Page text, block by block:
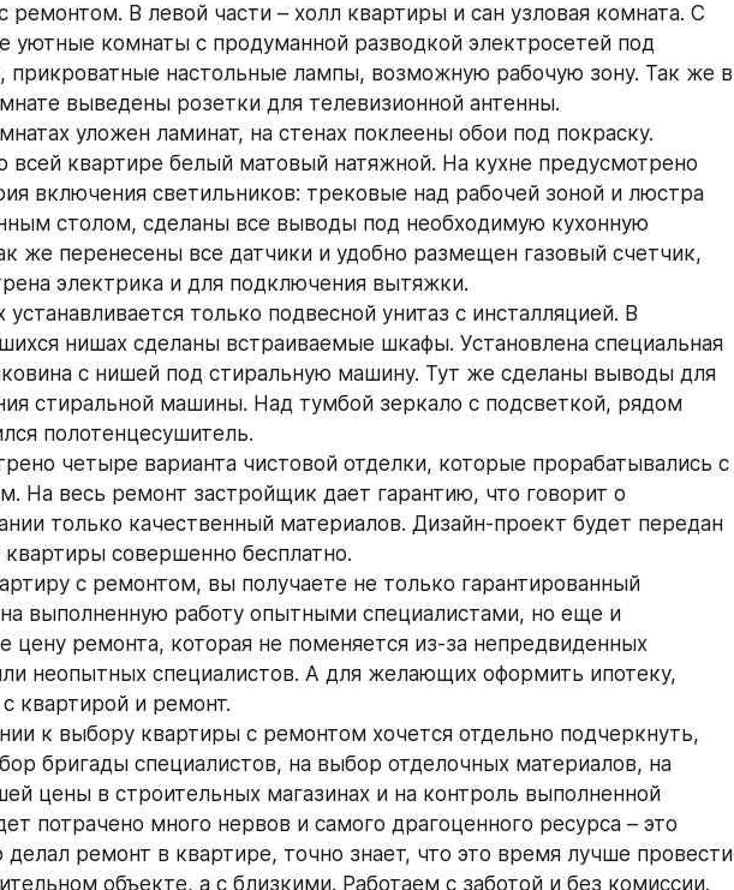
ремонтом. В левой части – холл квартиры и сан узловая комната. С
уютные комнаты с продуманной разводкой электросетей под
прикроватные настольные лампы, возможную рабочую зону. Так же в
выведены розетки для телевизионной антенны.
уложен ламинат, на стенах поклеены обои под покраску.
всей квартире белый матовый натяжной. На кухне предусмотрено
включения светильников: трековые над рабочей зоной и люстра
столом, сделаны все выводы под необходимую кухонную
же перенесены все датчики и удобно размещен газовый счетчик,
электрика и для подключения вытяжки.
устанавливается только подвесной унитаз с инсталляцией. В
нишах сделаны встраиваемые шкафы. Установлена специальная
с нишей под стиральную машину. Тут же сделаны выводы для
стиральной машины. Над тумбой зеркало с подсветкой, рядом
полотенцесушитель.
четыре варианта чистовой отделки, которые прорабатывались с
На весь ремонт застройщик дает гарантию, что говорит о
только качественный материалов. Дизайн-проект будет передан
квартиры совершенно бесплатно.
с ремонтом, вы получаете не только гарантированный
на выполненную работу опытными специалистами, но еще и
цену ремонта, которая не поменяется из-за непредвиденных
неопытных специалистов. А для желающих оформить ипотеку,
квартирой и ремонт.
к выбору квартиры с ремонтом хочется отдельно подчеркнуть,
бригады специалистов, на выбор отделочных материалов, на
цены в строительных магазинах и на контроль выполненной
потрачено много нервов и самого драгоценного ресурса – это
делал ремонт в квартире, точно знает, что это время лучше провести
объекте, а с близкими. Работаем с заботой и без комиссии.